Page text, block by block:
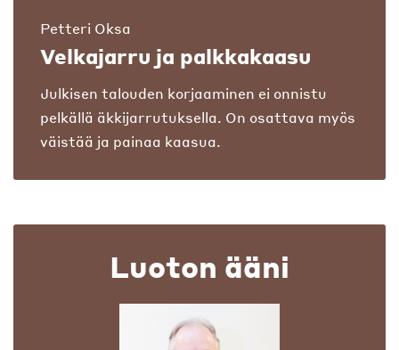
Petteri Oksa
Velkajarru ja palkkakaasu
Julkisen talouden korjaaminen ei onnistu
pelkällä äkkijarrutuksella. On osattava myös
väistää ja painaa kaasua.
Luoton ääni